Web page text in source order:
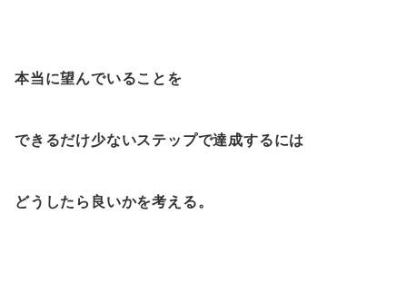
本当に望んでいることを
できるだけ少ないステップで達成するには
どうしたら良いかを考える。